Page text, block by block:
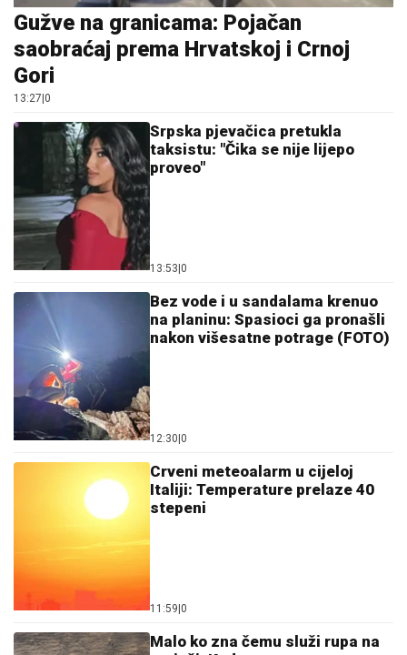
gde je bila
06. 08. 2026 09:39
Letnje večeri u gradu više nisu rezervisane za vikend:
Zašto sve više ljudi bira večeru koja se spontano
pretvori u druženje
23. 07. 2026 12:47
06. 08. 2026 12:00